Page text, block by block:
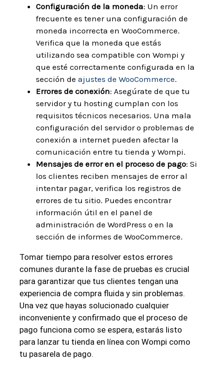
Configuración de la moneda: Un error
frecuente es tener una configuración de
moneda incorrecta en WooCommerce.
Verifica que la moneda que estás
utilizando sea compatible con Wompi y
que esté correctamente configurada en la
sección de ajustes de WooCommerce.
Errores de conexión: Asegúrate de que tu
servidor y tu hosting cumplan con los
requisitos técnicos necesarios. Una mala
configuración del servidor o problemas de
conexión a internet pueden afectar la
comunicación entre tu tienda y Wompi.
Mensajes de error en el proceso de pago: Si
los clientes reciben mensajes de error al
intentar pagar, verifica los registros de
errores de tu sitio. Puedes encontrar
información útil en el panel de
administración de WordPress o en la
sección de informes de WooCommerce.
Tomar tiempo para resolver estos errores
comunes durante la fase de pruebas es crucial
para garantizar que tus clientes tengan una
experiencia de compra fluida y sin problemas.
Una vez que hayas solucionado cualquier
inconveniente y confirmado que el proceso de
pago funciona como se espera, estarás listo
para lanzar tu tienda en línea con Wompi como
tu pasarela de pago.